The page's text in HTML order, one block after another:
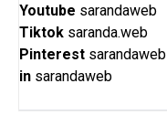
Youtube sarandaweb
Tiktok saranda.web
Pinterest sarandaweb
in sarandaweb